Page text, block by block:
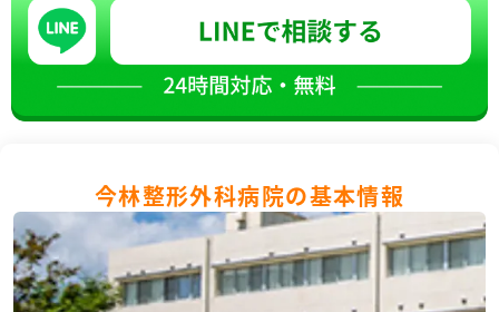
今林整形外科病院の基本情報